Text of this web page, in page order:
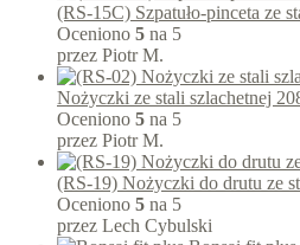
(RS-15C) Szpatuło-pinceta ze
Oceniono 5 na 5
przez Piotr M.
Nożyczki ze stali szlachetnej
Oceniono 5 na 5
przez Piotr M.
(RS-19) Nożyczki do drutu ze
Oceniono 5 na 5
przez Lech Cybulski